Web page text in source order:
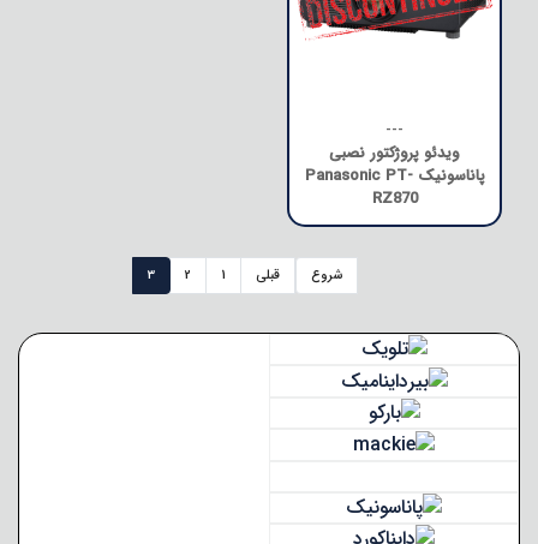
---
ویدئو پروژکتور نصبی
پاناسونیک Panasonic PT-
RZ870
شروع قبلی 1
2
3